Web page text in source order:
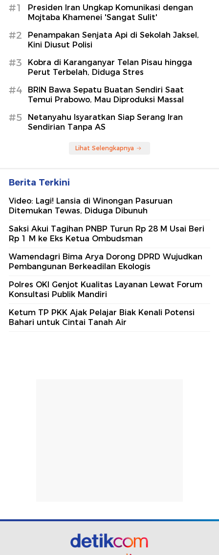
#1
Presiden Iran Ungkap Komunikasi dengan
Mojtaba Khamenei 'Sangat Sulit'
#2
Penampakan Senjata Api di Sekolah Jaksel,
Kini Diusut Polisi
#3
Kobra di Karanganyar Telan Pisau hingga
Perut Terbelah, Diduga Stres
#4
BRIN Bawa Sepatu Buatan Sendiri Saat
Temui Prabowo, Mau Diproduksi Massal
#5
Netanyahu Isyaratkan Siap Serang Iran
Sendirian Tanpa AS
Lihat Selengkapnya
Berita Terkini
Video: Lagi! Lansia di Winongan Pasuruan
Ditemukan Tewas, Diduga Dibunuh
Saksi Akui Tagihan PNBP Turun Rp 28 M Usai Beri
Rp 1 M ke Eks Ketua Ombudsman
Wamendagri Bima Arya Dorong DPRD Wujudkan
Pembangunan Berkeadilan Ekologis
Polres OKI Genjot Kualitas Layanan Lewat Forum
Konsultasi Publik Mandiri
Ketum TP PKK Ajak Pelajar Biak Kenali Potensi
Bahari untuk Cintai Tanah Air